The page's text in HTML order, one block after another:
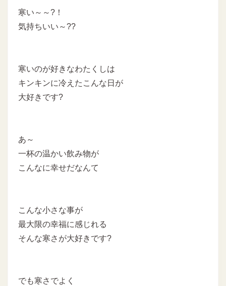
寒い～～?！
気持ちいい～??
寒いのが好きなわたくしは
キンキンに冷えたこんな日が
大好きです?
あ～
一杯の温かい飲み物が
こんなに幸せだなんて
こんな小さな事が
最大限の幸福に感じれる
そんな寒さが大好きです?
でも寒さでよく